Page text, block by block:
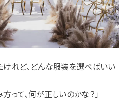
けれど、どんな服装を選べばいい
って、何が正しいのかな？」